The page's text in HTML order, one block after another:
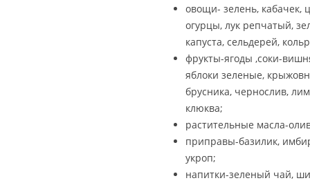
овощи- зелень, кабачек,
огурцы, лук репчатый,
капуста, сельдерей,
фрукты-ягоды ,соки-
яблоки зеленые,
брусника, чернослив,
клюква;
растительные масла-
приправы-базилик,
укроп;
напитки-зеленый чай,